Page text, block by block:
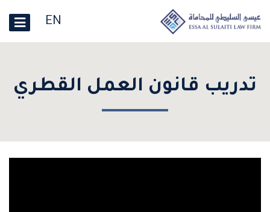
EN
تدريب قانون العمل القطري